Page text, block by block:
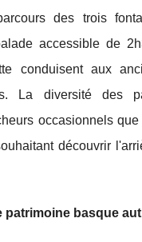
des trois
accessible de
conduisent aux
La diversité des
occasionnels
découvrir
patrimoine basque